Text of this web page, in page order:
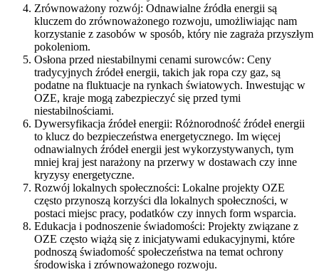
Zrównoważony rozwój: Odnawialne źródła energii są
kluczem do zrównoważonego rozwoju, umożliwiając nam
korzystanie z zasobów w sposób, który nie zagraża przyszłym
pokoleniom.
Osłona przed niestabilnymi cenami surowców: Ceny
tradycyjnych źródeł energii, takich jak ropa czy gaz, są
podatne na fluktuacje na rynkach światowych. Inwestując w
OZE, kraje mogą zabezpieczyć się przed tymi
niestabilnościami.
Dywersyfikacja źródeł energii: Różnorodność źródeł energii
to klucz do bezpieczeństwa energetycznego. Im więcej
odnawialnych źródeł energii jest wykorzystywanych, tym
mniej kraj jest narażony na przerwy w dostawach czy inne
kryzysy energetyczne.
Rozwój lokalnych społeczności: Lokalne projekty OZE
często przynoszą korzyści dla lokalnych społeczności, w
postaci miejsc pracy, podatków czy innych form wsparcia.
Edukacja i podnoszenie świadomości: Projekty związane z
OZE często wiążą się z inicjatywami edukacyjnymi, które
podnoszą świadomość społeczeństwa na temat ochrony
środowiska i zrównoważonego rozwoju.